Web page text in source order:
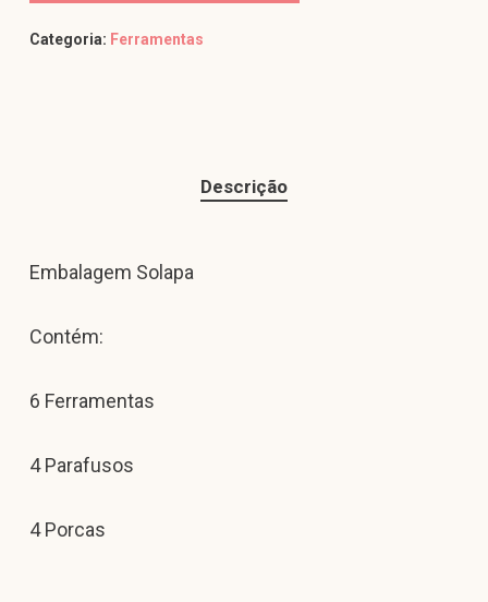
Categoria: Ferramentas
Descrição
Embalagem Solapa
Contém:
6 Ferramentas
4 Parafusos
4 Porcas